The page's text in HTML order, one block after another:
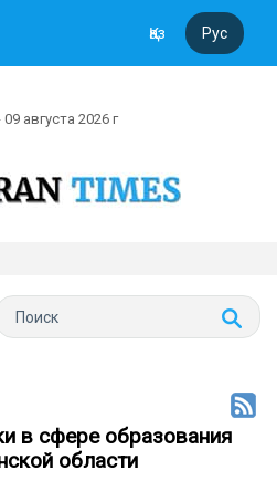
Қаз Рус
августа 2026 г
в сфере образования
области